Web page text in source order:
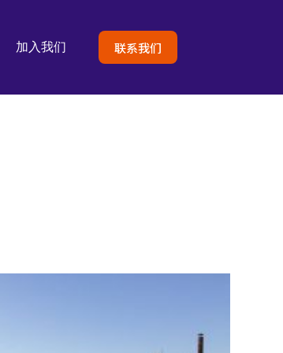
加入我们 联系我们